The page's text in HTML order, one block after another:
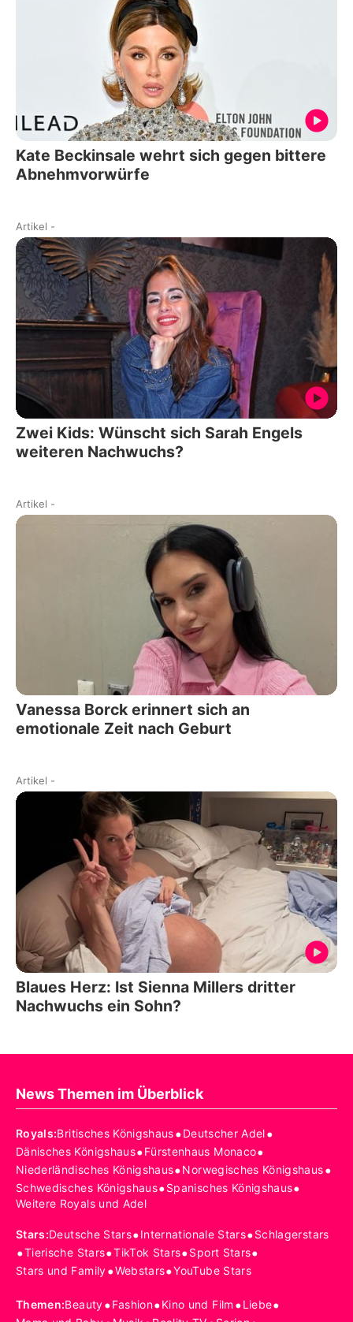
Kate Beckinsale wehrt sich gegen bittere
Abnehmvorwürfe
Artikel -
Zwei Kids: Wünscht sich Sarah Engels
weiteren Nachwuchs?
Artikel -
Vanessa Borck erinnert sich an
emotionale Zeit nach Geburt
Artikel -
Blaues Herz: Ist Sienna Millers dritter
Nachwuchs ein Sohn?
News Themen im Überblick
Royals:Britisches Königshaus•Deutscher Adel•
Dänisches Königshaus•Fürstenhaus Monaco•
Niederländisches Königshaus•Norwegisches Königshaus•
Schwedisches Königshaus•Spanisches Königshaus•
Weitere Royals und Adel
Stars:Deutsche Stars•Internationale Stars•Schlagerstars
•Tierische Stars•TikTok Stars•Sport Stars•
Stars und Family•Webstars•YouTube Stars
Themen:Beauty•Fashion•Kino und Film •Liebe•